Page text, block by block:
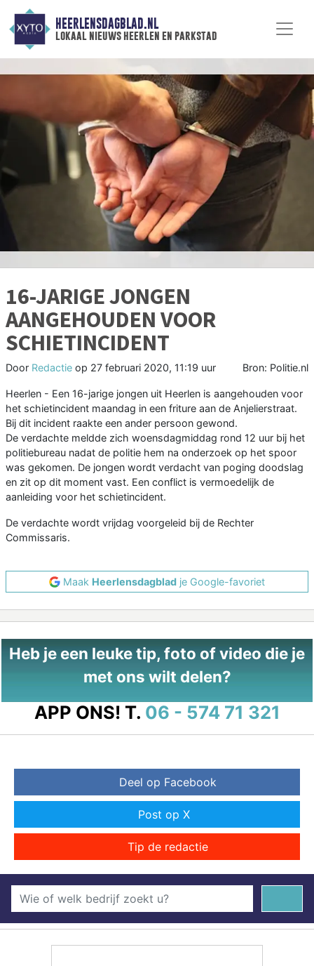
HEERLENSDAGBLAD.NL
lokaal nieuws heerlen en parkstad
16-JARIGE JONGEN
AANGEHOUDEN VOOR
SCHIETINCIDENT
Door Redactie op 27 februari 2020, 11:19 uur Bron: Politie.nl
Heerlen - Een 16-jarige jongen uit Heerlen is aangehouden voor
het schietincident maandag in een friture aan de Anjelierstraat.
Bij dit incident raakte een ander persoon gewond.
De verdachte meldde zich woensdagmiddag rond 12 uur bij het
politiebureau nadat de politie hem na onderzoek op het spoor
was gekomen. De jongen wordt verdacht van poging doodslag
en zit op dit moment vast. Een conflict is vermoedelijk de
aanleiding voor het schietincident.
De verdachte wordt vrijdag voorgeleid bij de Rechter
Commissaris.
Maak Heerlensdagblad je Google-favoriet
Heb je een leuke tip, foto of video die je
met ons wilt delen?
APP ONS! T. 06 - 574 71 321
Deel op Facebook
Post op X
Tip de redactie